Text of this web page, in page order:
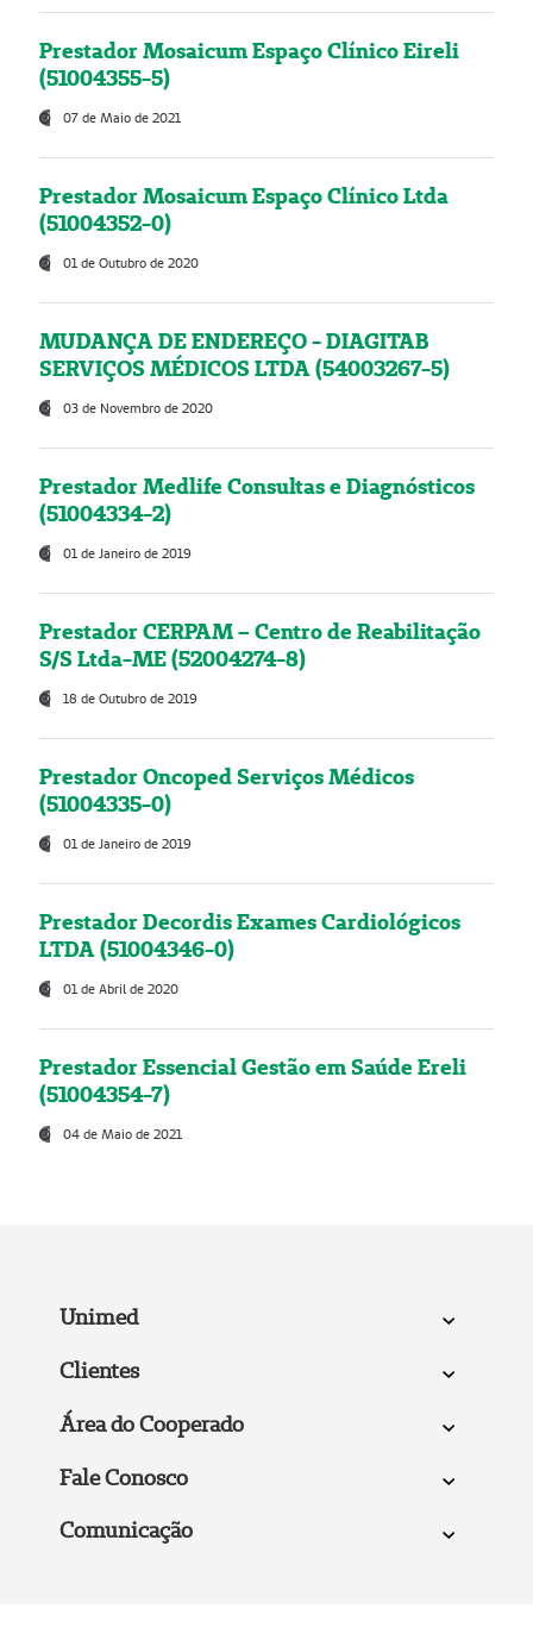
Prestador Mosaicum Espaço Clínico Eireli
(51004355-5)
07 de Maio de 2021
Prestador Mosaicum Espaço Clínico Ltda
(51004352-0)
01 de Outubro de 2020
MUDANÇA DE ENDEREÇO - DIAGITAB
SERVIÇOS MÉDICOS LTDA (54003267-5)
03 de Novembro de 2020
Prestador Medlife Consultas e Diagnósticos
(51004334-2)
01 de Janeiro de 2019
Prestador CERPAM – Centro de Reabilitação
S/S Ltda-ME (52004274-8)
18 de Outubro de 2019
Prestador Oncoped Serviços Médicos
(51004335-0)
01 de Janeiro de 2019
Prestador Decordis Exames Cardiológicos
LTDA (51004346-0)
01 de Abril de 2020
Prestador Essencial Gestão em Saúde Ereli
(51004354-7)
04 de Maio de 2021
Unimed
Clientes
Área do Cooperado
Fale Conosco
Comunicação